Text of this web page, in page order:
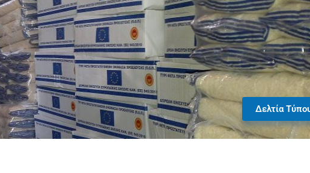
Δελτία